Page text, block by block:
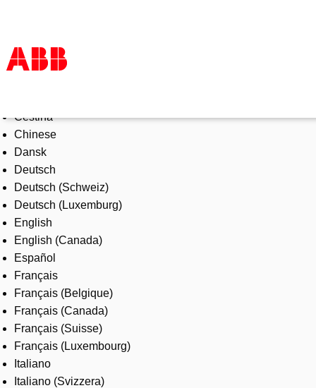
Products & Solutions
Industries
Services
About us
Where to buy
Contact us
Careers
Čeština
Chinese
Dansk
Deutsch
Deutsch (Schweiz)
Deutsch (Luxemburg)
English
English (Canada)
Español
Français
Français (Belgique)
Français (Canada)
Français (Suisse)
Français (Luxembourg)
Italiano
Italiano (Svizzera)